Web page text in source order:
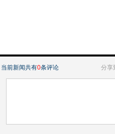
当前新闻共有0条评论 分享